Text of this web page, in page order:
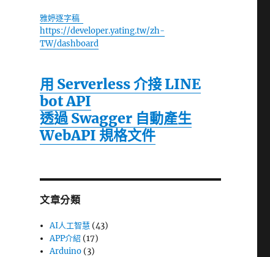
雅婷逐字稿
https://developer.yating.tw/zh-
TW/dashboard
用 Serverless 介接 LINE
bot API
透過 Swagger 自動產生
WebAPI 規格文件
文章分類
AI人工智慧 (43)
APP介紹 (17)
Arduino (3)